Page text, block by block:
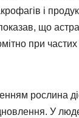
і
що
при частих
рослина
У